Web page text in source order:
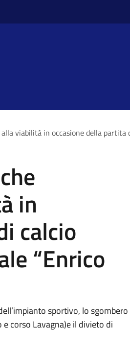
viabilità in occasione della partita
in
calcio
“Enrico
sportivo, lo sgombero
e corso Lavagna)e il divieto di